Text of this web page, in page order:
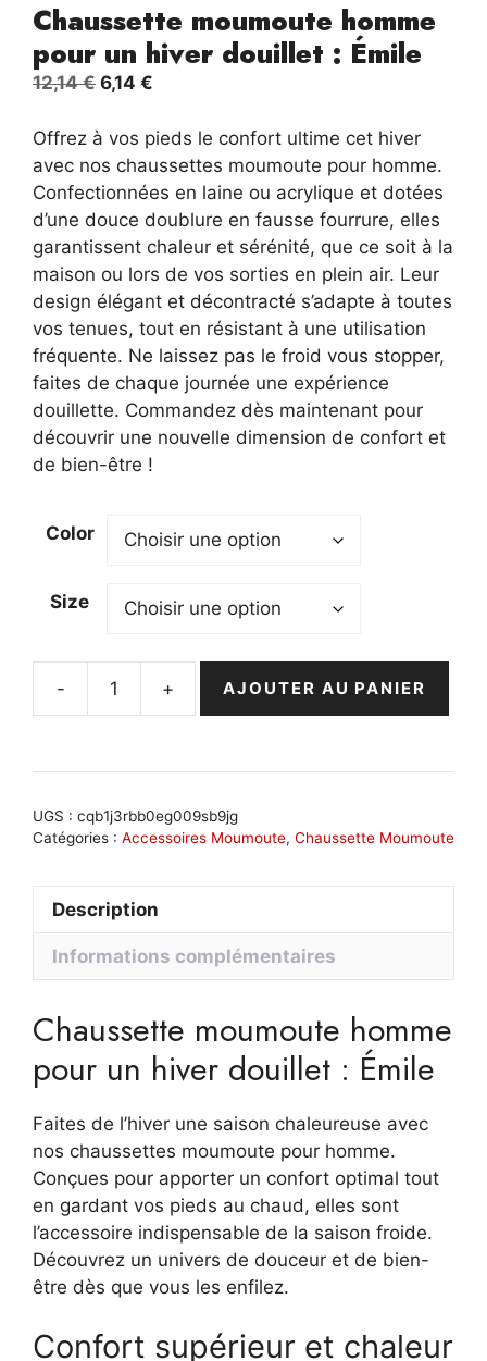
Chaussette moumoute homme
pour un hiver douillet : Émile
12,14€ Le
initial
était :
12,14 €.
6,14 €
actuel
est :
6,14 €.
Offrez à vos pieds le confort ultime cet hiver
avec nos chaussettes moumoute pour homme.
Confectionnées en laine ou acrylique et dotées
d’une douce doublure en fausse fourrure, elles
garantissent chaleur et sérénité, que ce soit à la
maison ou lors de vos sorties en plein air. Leur
design élégant et décontracté s’adapte à toutes
vos tenues, tout en résistant à une utilisation
fréquente. Ne laissez pas le froid vous stopper,
faites de chaque journée une expérience
douillette. Commandez dès maintenant pour
découvrir une nouvelle dimension de confort et
de bien-être !
Color
Size
-
quantité
homme
pour
Émile
+ AJOUTER AU PANIER
UGS : cqb1j3rbb0eg009sb9jg
Catégories : Accessoires Moumoute, Chaussette Moumoute
Description
Informations complémentaires
Chaussette moumoute homme
pour un hiver douillet : Émile
Faites de l’hiver une saison chaleureuse avec
nos chaussettes moumoute pour homme.
Conçues pour apporter un confort optimal tout
en gardant vos pieds au chaud, elles sont
l’accessoire indispensable de la saison froide.
Découvrez un univers de douceur et de bien-
être dès que vous les enfilez.
Confort supérieur et chaleur